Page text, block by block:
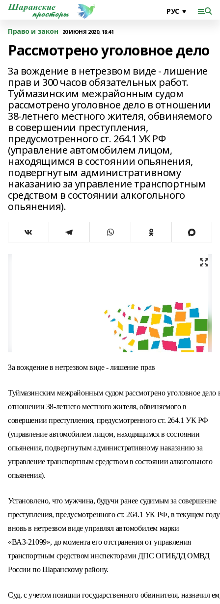
Право и закон 20 ИЮНЯ 2020, 18:41
Рассмотрено уголовное дело
За вождение в нетрезвом виде - лишение
прав и 300 часов обязательных работ.
Туймазинским межрайонным судом
рассмотрено уголовное дело в отношении
38-летнего местного жителя, обвиняемого
в совершении преступления,
предусмотренного ст. 264.1 УК РФ
(управление автомобилем лицом,
находящимся в состоянии опьянения,
подвергнутым административному
наказанию за управление транспортным
средством в состоянии алкогольного
опьянения).
За вождение в нетрезвом виде - лишение прав
Туймазинским межрайонным судом рассмотрено уголовное дело
отношении 38-летнего местного жителя, обвиняемого в
совершении преступления, предусмотренного ст. 264.1 УК РФ
(управление автомобилем лицом, находящимся в состоянии
опьянения, подвергнутым административному наказанию за
управление транспортным средством в состоянии алкогольного
опьянения).
Установлено, что мужчина, будучи ранее судимым за совершение
преступления, предусмотренного ст. 264.1 УК РФ, в текущем году
вновь в нетрезвом виде управлял автомобилем марки
«ВАЗ-21099», до момента его отстранения от управления
транспортным средством инспекторами ДПС ОГИБДД ОМВД
России по Шаранскому району.
Суд, с учетом позиции государственного обвинителя, назначил